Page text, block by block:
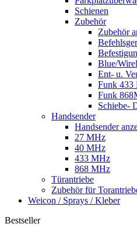
Schienen
Zubehör
Zubehör
Blue/
Ent- u.
Funk 433
Funk
Schiebe-
Handsender
Handsender
27 MHz
40 MHz
433 MHz
868 MHz
Türantriebe
Zubehör für
Weicon / Sprays / Kleber
Bestseller